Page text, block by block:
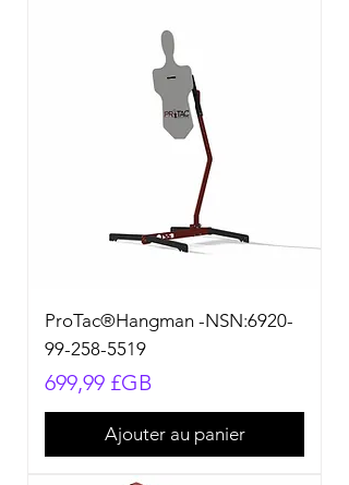
ProTac®Hangman -NSN:6920-
99-258-5519
Prix
699,99 £GB
Ajouter au panier